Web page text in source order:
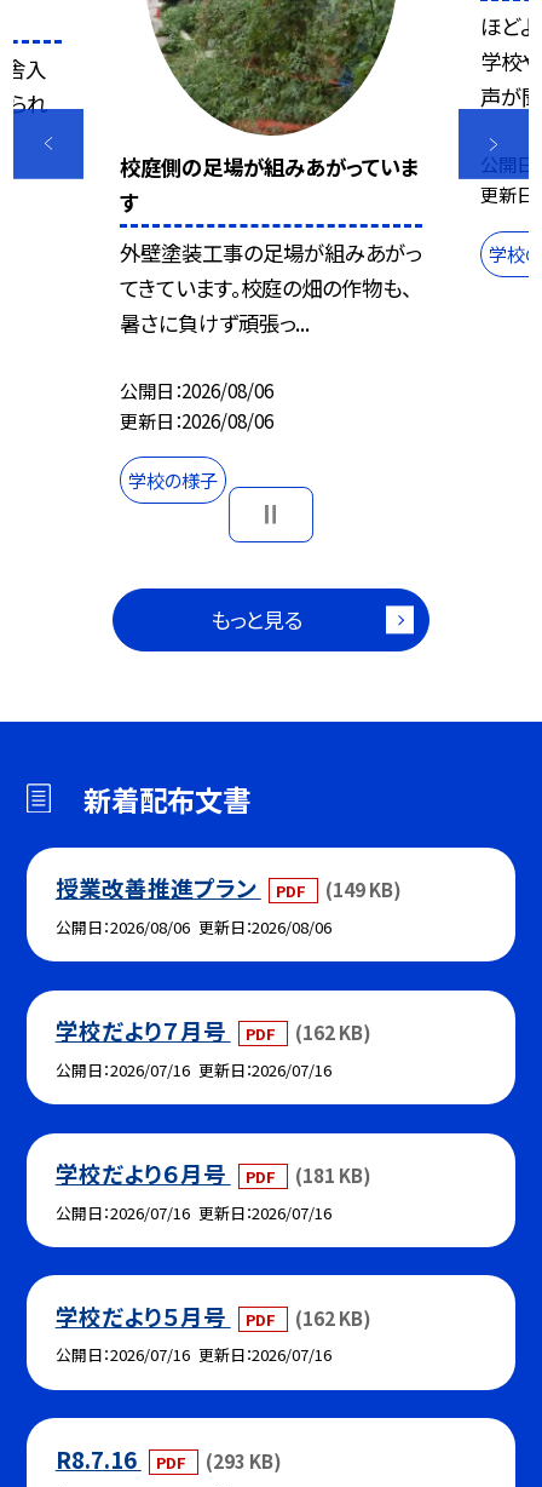
入
られ
校庭側の足場が組みあがっていま
す
外壁塗装工事の足場が組みあがっ
てきています。校庭の畑の作物も、
暑さに負けず頑張っ...
公開日 2026/08/06
更新日 2026/08/06
学校の様子
ほど
学校
声が聞
公開日
更新日
学校
もっと見る
新着配布文書
授業改善推進プラン PDF (149 KB)
公開日 2026/08/06 更新日 2026/08/06
学校だより７月号 PDF (162 KB)
公開日 2026/07/16 更新日 2026/07/16
学校だより６月号 PDF (181 KB)
公開日 2026/07/16 更新日 2026/07/16
学校だより５月号 PDF (162 KB)
公開日 2026/07/16 更新日 2026/07/16
R8.7.16 PDF (293 KB)